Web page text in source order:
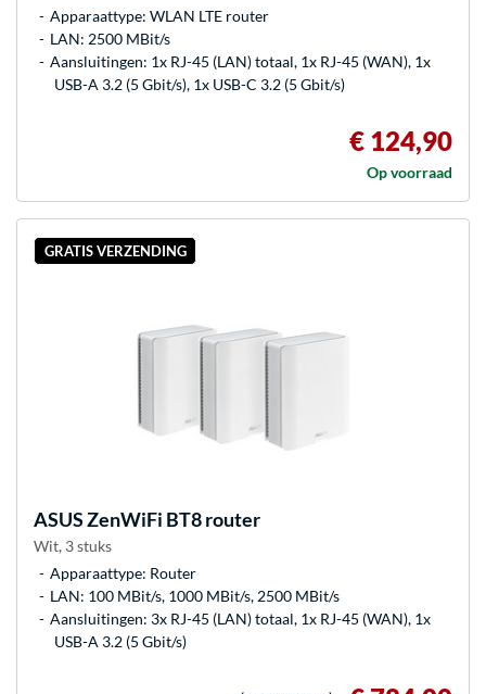
Apparaattype: WLAN LTE router
LAN: 2500 MBit/s
Aansluitingen: 1x RJ-45 (LAN) totaal, 1x RJ-45 (WAN), 1x
USB-A 3.2 (5 Gbit/s), 1x USB-C 3.2 (5 Gbit/s)
€ 124,90
Op voorraad
GRATIS VERZENDING
ASUSZenWiFi BT8 router
Wit, 3 stuks
Apparaattype: Router
LAN: 100 MBit/s, 1000 MBit/s, 2500 MBit/s
Aansluitingen: 3x RJ-45 (LAN) totaal, 1x RJ-45 (WAN), 1x
USB-A 3.2 (5 Gbit/s)